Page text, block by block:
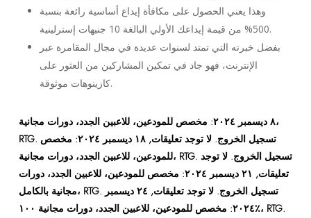
وهذا يعني الحصول على مكافأة إيداع أساسية رائعة بنسبة
500% من قيمة إيداعك الأولي البالغة 10 جنيهات إسترلينية.
بفضل خبرته التي تمتد لسنوات عديدة في مجال المقامرة عبر
الإنترنت، فهو جاد في تمكين المشاركين من العثور على
كازينوهات موثوقة.
٨ ديسمبر ٢٠٢٤: مخصص للمودعين، للاعبين الجدد، دورات مجانية،
RTG. تسجيل الخروج. لا توجد تعليقات, ١٨ ديسمبر ٢٠٢٤: مخصص
للمودعين، للاعبين الجدد، دورات مجانية، RTG. تسجيل الخروج. لا توجد
تعليقات, ٢١ ديسمبر ٢٠٢٤: مخصص للمودعين، للاعبين الجدد، دورات
مجانية بالكامل، RTG. تسجيل الخروج. لا توجد تعليقات, ٢٤ ديسمبر
٢٠٢٤: مخصص للمودعين، للاعبين الجدد، دورات مجانية ١٠٠٪، RTG.